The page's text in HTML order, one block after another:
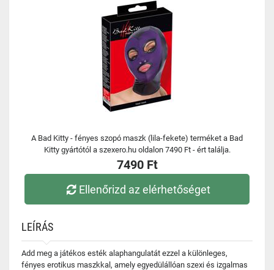
A Bad Kitty - fényes szopó maszk (lila-fekete) terméket a Bad
Kitty gyártótól a szexero.hu oldalon 7490 Ft - ért találja.
7490 Ft
Ellenőrizd az elérhetőséget
LEÍRÁS
Add meg a játékos esték alaphangulatát ezzel a különleges,
fényes erotikus maszkkal, amely egyedülállóan szexi és izgalmas